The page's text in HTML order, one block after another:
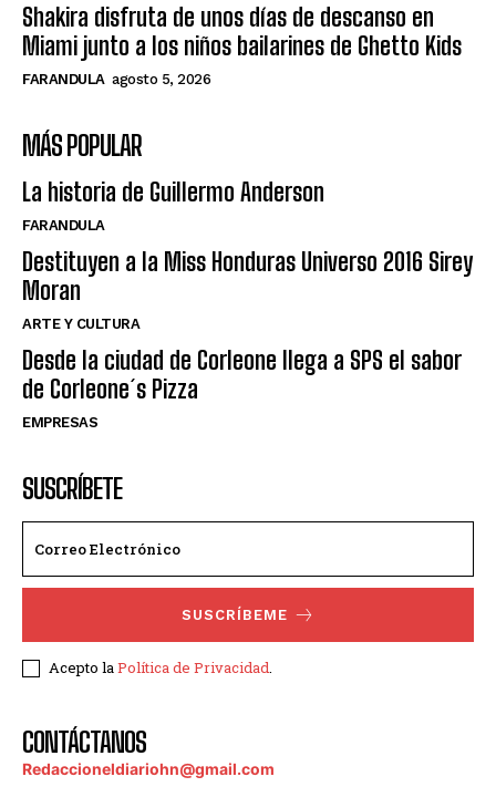
Shakira disfruta de unos días de descanso en
Miami junto a los niños bailarines de Ghetto Kids
FARANDULA agosto 5, 2026
MÁS POPULAR
La historia de Guillermo Anderson
FARANDULA
Destituyen a la Miss Honduras Universo 2016 Sirey
Moran
ARTE Y CULTURA
Desde la ciudad de Corleone llega a SPS el sabor
de Corleone´s Pizza
EMPRESAS
SUSCRÍBETE
SUSCRÍBEME
Acepto laPolítica de Privacidad.
CONTÁCTANOS
Redaccioneldiariohn@gmail.com